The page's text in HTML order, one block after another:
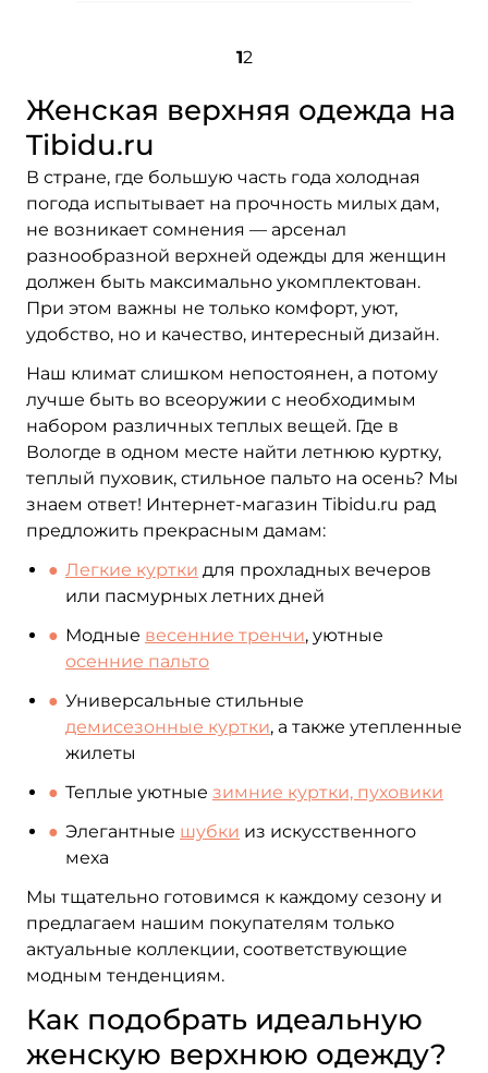
12
Женская верхняя одежда на
Tibidu.ru
В стране, где большую часть года холодная
погода испытывает на прочность милых дам,
не возникает сомнения — арсенал
разнообразной верхней одежды для женщин
должен быть максимально укомплектован.
При этом важны не только комфорт, уют,
удобство, но и качество, интересный дизайн.
Наш климат слишком непостоянен, а потому
лучше быть во всеоружии с необходимым
набором различных теплых вещей. Где в
Вологде в одном месте найти летнюю куртку,
теплый пуховик, стильное пальто на осень? Мы
знаем ответ! Интернет-магазин Tibidu.ru рад
предложить прекрасным дамам:
Легкие куртки для прохладных вечеров
или пасмурных летних дней
Модные весенние тренчи, уютные
осенние пальто
Универсальные стильные
демисезонные куртки, а также утепленные
жилеты
Теплые уютные зимние куртки, пуховики
Элегантные шубки из искусственного
меха
Мы тщательно готовимся к каждому сезону и
предлагаем нашим покупателям только
актуальные коллекции, соответствующие
модным тенденциям.
Как подобрать идеальную
женскую верхнюю одежду?